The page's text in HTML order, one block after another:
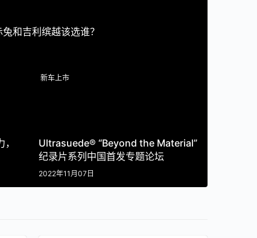
和吉利缤越该选谁？
Ultrasuede® “Beyond the Material”
纪录片系列中国首发专题论坛
2022年11月07日
新车上市